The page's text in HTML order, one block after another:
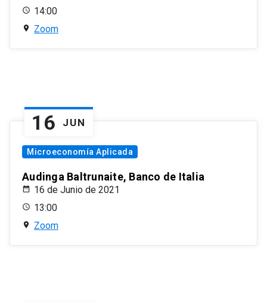
14:00
Zoom
16 JUN
Microeconomía Aplicada
Audinga Baltrunaite, Banco de Italia
16 de Junio de 2021
13:00
Zoom